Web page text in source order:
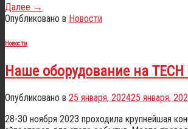
Далее →
Опубликовано в Новости
Новости
Наше оборудование на TECH
Опубликовано в 25 января, 202425 января,
28-30 ноября 2023 проходила крупнейшая